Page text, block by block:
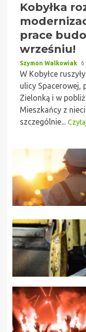
Kobyłka
prace
wrześniu!
Szymon Walkowiak 6
W Kobyłce
ulicy Spacerowej,
Zielonką i w
Mieszkańcy z
szczególnie...